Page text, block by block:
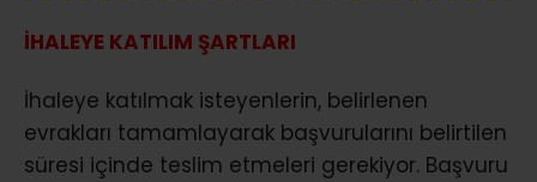
İHALEYE KATILIM ŞARTLARI
İhaleye katılmak isteyenlerin, belirlenen
evrakları tamamlayarak başvurularını belirtilen
süresi içinde teslim etmeleri gerekiyor. Başvuru